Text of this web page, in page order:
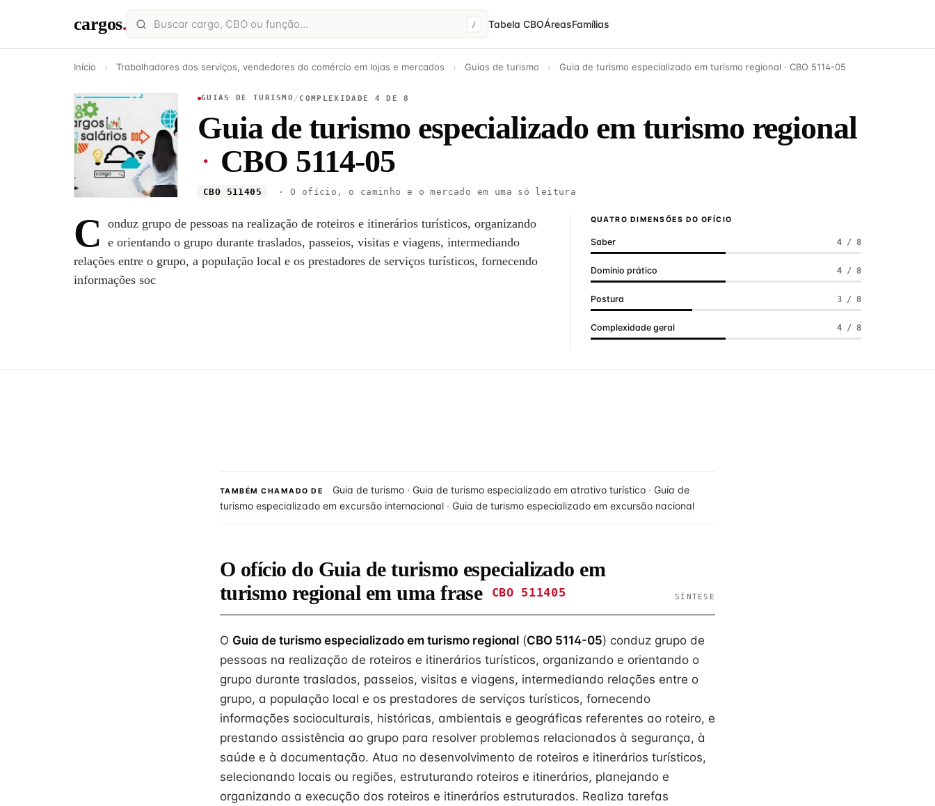
cargos. / Tabela CBOÁreasFamílias
Início › Trabalhadores dos serviços, vendedores do comércio em lojas e mercados › Guias de turismo › Guia de turismo especializado em turismo regional · CBO 5114-05
GUIAS DE TURISMO / COMPLEXIDADE 4 DE 8
Guia de turismo especializado em turismo regional
· CBO 5114-05
CBO 511405 · O ofício, o caminho e o mercado em uma só leitura
C onduz grupo de pessoas na realização de roteiros e itinerários turísticos, organizando
e orientando o grupo durante traslados, passeios, visitas e viagens, intermediando
relações entre o grupo, a população local e os prestadores de serviços turísticos, fornecendo
informações soc
QUATRO DIMENSÕES DO OFÍCIO
Saber 4 / 8
Domínio prático 4 / 8
Postura 3 / 8
Complexidade geral 4 / 8
TAMBÉM CHAMADO DE Guia de turismo · Guia de turismo especializado em atrativo turístico · Guia de
turismo especializado em excursão internacional · Guia de turismo especializado em excursão nacional
O ofício do Guia de turismo especializado em
turismo regional em uma frase
CBO 511405 SÍNTESE
O Guia de turismo especializado em turismo regional (CBO 5114-05) conduz grupo de
pessoas na realização de roteiros e itinerários turísticos, organizando e orientando o
grupo durante traslados, passeios, visitas e viagens, intermediando relações entre o
grupo, a população local e os prestadores de serviços turísticos, fornecendo
informações socioculturais, históricas, ambientais e geográficas referentes ao roteiro, e
prestando assistência ao grupo para resolver problemas relacionados à segurança, à
saúde e à documentação. Atua no desenvolvimento de roteiros e itinerários turísticos,
selecionando locais ou regiões, estruturando roteiros e itinerários, planejando e
organizando a execução dos roteiros e itinerários estruturados. Realiza tarefas